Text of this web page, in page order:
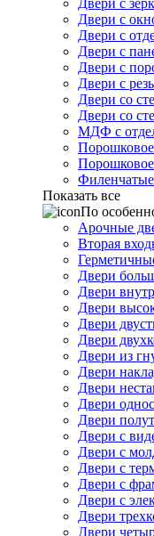
Двери с
Двери с
Двери с
Двери с
Двери с
Двери с
Двери со
Двери со
МДФ с
Показать все
По
Арочные
Вторая
Двери
Двери
Двери
Двери
Двери
Двери из
Двери
Двери
Двери
Двери
Двери с
Двери с
Двери с
Двери с
Двери с
Двери
Двери